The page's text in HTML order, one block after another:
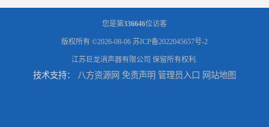
您是第336646位访客
版权所有 ©2026-08-06 苏ICP备2022045657号-2
江苏巨龙消声器有限公司 保留所有权利.
技术支持： 八方资源网 免责声明 管理员入口 网站地图